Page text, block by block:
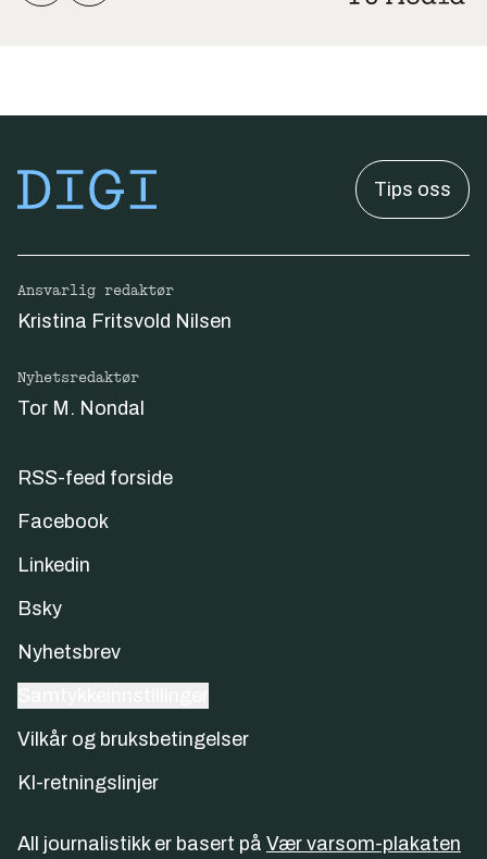
Tips oss
Ansvarlig redaktør
Kristina Fritsvold Nilsen
Nyhetsredaktør
Tor M. Nondal
RSS-feed forside
Facebook
Linkedin
Bsky
Nyhetsbrev
Vilkår og bruksbetingelser
KI-retningslinjer
All journalistikk er basert på Vær varsom-plakaten